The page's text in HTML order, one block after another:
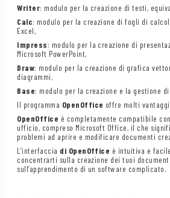
Writer: modulo per la creazione di testi,
Calc: modulo per la creazione di fogli di
Excel,
Impress: modulo per la creazione di
Microsoft PowerPoint,
Draw: modulo per la creazione di grafica
diagrammi,
Base: modulo per la creazione e la gestione
Il programma OpenOffice offre molti
OpenOffice è completamente compatibile
ufficio, compreso Microsoft Office, il che
problemi ad aprire e modificare documenti
L’interfaccia di OpenOffice è intuitiva e
concentrarti sulla creazione dei tuoi
sull’apprendimento di un software complicato.